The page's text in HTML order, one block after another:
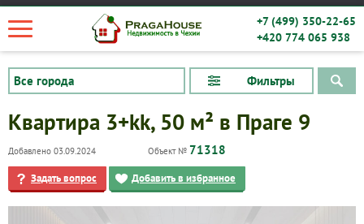
+7 (499) 350-22-65
+420 774 065 938
Фильтры
Квартира 3+kk, 50 м² в Праге 9
Добавлено 03.09.2024 Объект № 71318
Задать вопрос Добавить в избранное